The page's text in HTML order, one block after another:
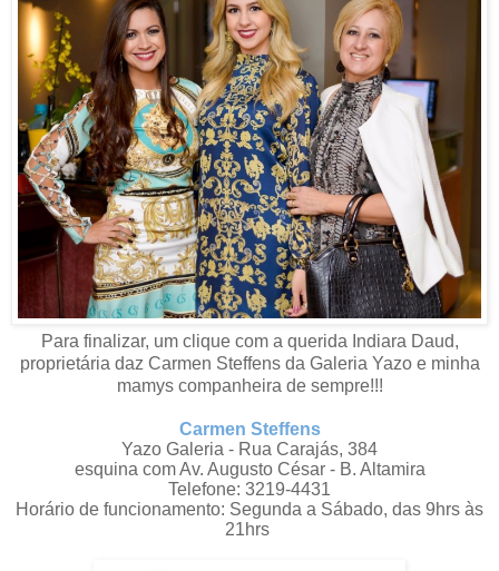
Para finalizar, um clique com a querida Indiara Daud,
proprietária daz Carmen Steffens da Galeria Yazo e minha
mamys companheira de sempre!!!
Carmen Steffens
Yazo Galeria - Rua Carajás, 384
esquina com Av. Augusto César - B. Altamira
Telefone: 3219-4431
Horário de funcionamento: Segunda a Sábado, das 9hrs às
21hrs